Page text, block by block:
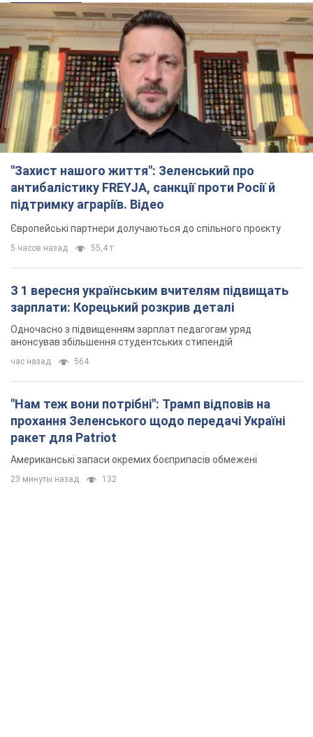
"Захист нашого життя": Зеленський про
антибалістику FREYJA, санкції проти Росії й
підтримку аграріїв. Відео
Європейські партнери долучаються до спільного проєкту
5 часов назад 55,4 т.
З 1 вересня українським вчителям підвищать
зарплати: Корецький розкрив деталі
Одночасно з підвищенням зарплат педагогам уряд
анонсував збільшення студентських стипендій
час назад 564
"Нам теж вони потрібні": Трамп відповів на
прохання Зеленського щодо передачі Україні
ракет для Patriot
Американські запаси окремих боєприпасів обмежені
23 минуты назад 132